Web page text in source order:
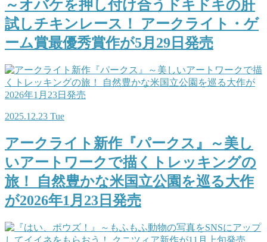
～オバケを押し付け合うドキドキの肝
試しチキンレース！ アークライト・ゲ
ーム賞最優秀賞作が5月29日発売
2025.12.23 Tue
アークライト新作『パークス』～美し
いアートワークで描くトレッキングの
旅！ 自然豊かな米国立公園を巡る大作
が2026年1月23日発売